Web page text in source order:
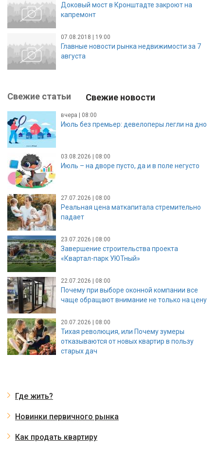
Доковый мост в Кронштадте закроют на
капремонт
07.08.2018 | 19:00
Главные новости рынка недвижимости за 7
августа
Свежие статьи Свежие новости
вчера | 08:00
Июль без премьер: девелоперы легли на дно
03.08.2026 | 08:00
Июль – на дворе пусто, да и в поле негусто
27.07.2026 | 08:00
Реальная цена маткапитала стремительно
падает
23.07.2026 | 08:00
Завершение строительства проекта
«Квартал-парк УЮТный»
22.07.2026 | 08:00
Почему при выборе оконной компании все
чаще обращают внимание не только на цену
20.07.2026 | 08:00
Тихая революция, или Почему зумеры
отказываются от новых квартир в пользу
старых дач
Где жить?
Новинки первичного рынка
Как продать квартиру